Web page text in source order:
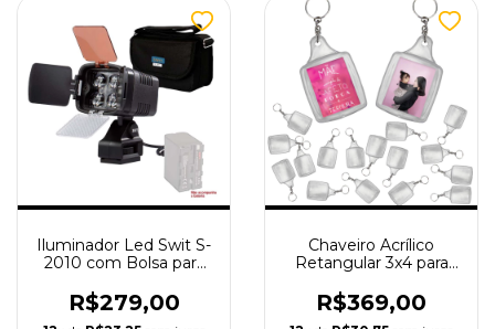
Iluminador Led Swit S-
2010 com Bolsa para
R$279,00
Chaveiro Acrílico
Retangular 3x4 para
Unidades
R$369,00